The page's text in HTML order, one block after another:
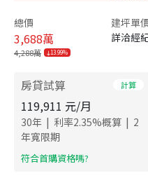
總價
3,688萬
4,288萬 13.99%
建坪單
詳洽經
房貸試算 計算
119,911 元/月
30年 | 利率2.35%概算 | 2
年寬限期
​符合首購資格嗎?